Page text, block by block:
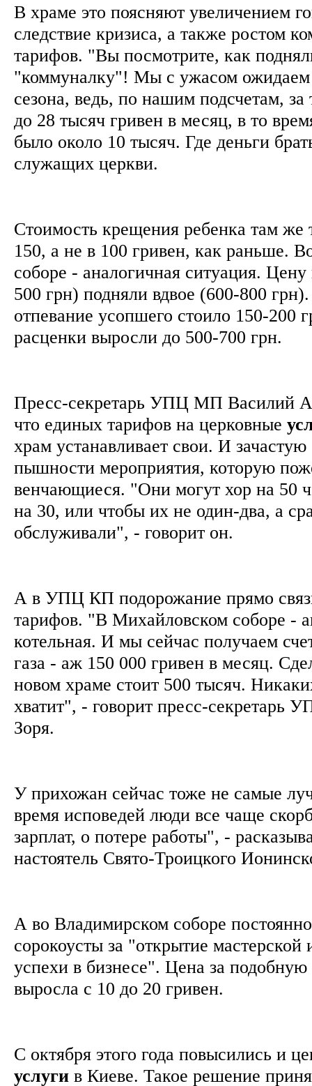
В храме это поясняют увеличением
следствие кризиса, а также ростом
тарифов. "Вы посмотрите, как
"коммуналку"! Мы с ужасом ожидаем
сезона, ведь, по нашим подсчетам,
до 28 тысяч гривен в месяц, в то
было около 10 тысяч. Где деньги
служащих церкви.
Стоимость крещения ребенка там же
150, а не в 100 гривен, как раньше.
соборе - аналогичная ситуация.
500 грн) подняли вдвое (600-800
отпевание усопшего стоило 150-200
расценки выросли до 500-700 грн.
Пресс-секретарь УПЦ МП Василий
что единых тарифов на церковные
храм устанавливает свои. И зачастую
пышности мероприятия, которую
венчающиеся. "Они могут хор на 50
на 30, или чтобы их не один-два, а
обслуживали", - говорит он.
А в УПЦ КП подорожание прямо
тарифов. "В Михайловском соборе -
котельная. И мы сейчас получаем
газа - аж 150 000 гривен в месяц.
новом храме стоит 500 тысяч.
хватит", - говорит пресс-секретарь
Зоря.
У прихожан сейчас тоже не самые
время исповедей люди все чаще
зарплат, о потере работы", -
настоятель Свято-Троицкого
А во Владимирском соборе
сорокоусты за "открытие
успехи в бизнесе". Цена за подобную
выросла с 10 до 20 гривен.
С октября этого года повысились и
услуги в Киеве. Такое решение